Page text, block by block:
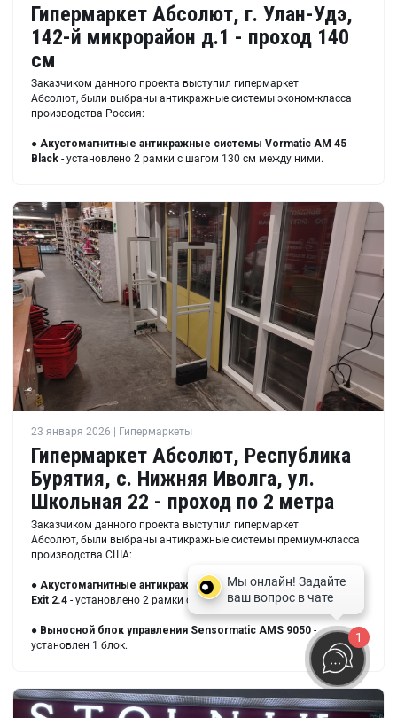
Гипермаркет Абсолют, г. Улан-Удэ,
142-й микрорайон д.1 - проход 140
см
Заказчиком данного проекта выступил гипермаркет
Абсолют, были выбраны антикражные системы эконом-класса
производства Россия:
● Акустомагнитные антикражные системы Vormatic AM 45
Black - установлено 2 рамки с шагом 130 см между ними.
23 января 2026 | Гипермаркеты
Гипермаркет Абсолют, Республика
Бурятия, с. Нижняя Иволга, ул.
Школьная 22 - проход по 2 метра
Заказчиком данного проекта выступил гипермаркет
Абсолют, были выбраны антикражные системы премиум-класса
производства США:
● Акустомагнитные антикражные системы Sensormatic Ultra
Exit 2.4 - установлено 2 рамки с шагом 200 см между ними.
● Выносной блок управления Sensormatic AMS 9050 -
установлен 1 блок.
1